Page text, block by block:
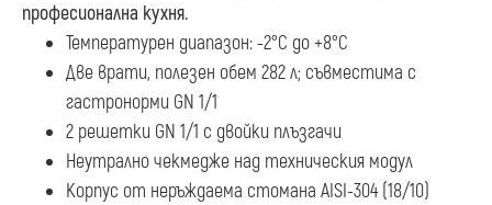
професионална кухня.
Температурен диапазон: -2°С до +8°С
Две врати, полезен обем 282 л; съвместима с
гастронорми GN 1/1
2 решетки GN 1/1 с двойки плъзгачи
Неутрално чекмедже над техническия модул
Корпус от неръждаема стомана AISI-304 (18/10)